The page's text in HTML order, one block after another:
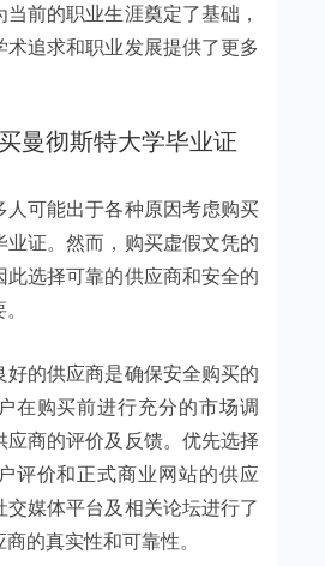
前的职业生涯奠定了基础，
术追求和职业发展提供了更多
曼彻斯特大学毕业证
人可能出于各种原因考虑购买
业证。然而，购买虚假文凭的
此选择可靠的供应商和安全的
好的供应商是确保安全购买的
在购买前进行充分的市场调
应商的评价及反馈。优先选择
评价和正式商业网站的供应
媒体平台及相关论坛进行了
的真实性和可靠性。